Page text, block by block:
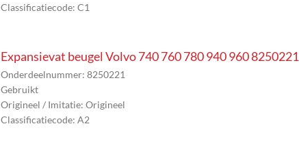
Classificatiecode: C1
Expansievat beugel Volvo 740 760 780 940 960 8250221
Onderdeelnummer: 8250221
Gebruikt
Origineel / Imitatie: Origineel
Classificatiecode: A2